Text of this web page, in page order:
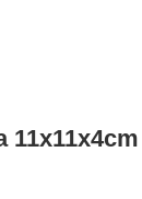
11x11x4cm